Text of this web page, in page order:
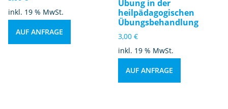
inkl. 19 % MwSt.
AUF ANFRAGE
Übung in der
heilpädagogischen
Übungsbehandlung
3,00€
inkl. 19 % MwSt.
AUF ANFRAGE